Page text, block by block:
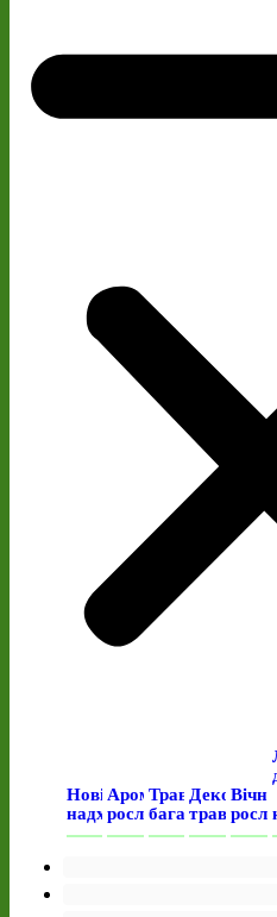
Нові
надходження
Ароматичні
рослини
Трав’янисті
багаторічні
трави